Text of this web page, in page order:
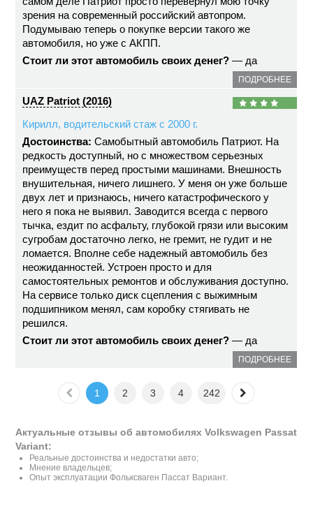
зрения на современный российский автопром.
Подумываю теперь о покупке версии такого же
автомобиля, но уже с АКПП.
Стоит ли этот автомобиль своих денег? — да
ПОДРОБНЕЕ
UAZ Patriot (2016)
Кирилл, водительский стаж с 2000 г.
Достоинства: Самобытный автомобиль Патриот. На
редкость доступный, но с множеством серьезных
преимуществ перед простыми машинами. Внешность
внушительная, ничего лишнего. У меня он уже больше
двух лет и признаюсь, ничего катастрофического у
него я пока не выявил. Заводится всегда с первого
тычка, ездит по асфальту, глубокой грязи или высоким
сугробам достаточно легко, не гремит, не гудит и не
ломается. Вполне себе надежный автомобиль без
неожиданностей. Устроен просто и для
самостоятельных ремонтов и обслуживания доступно.
На сервисе только диск сцепления с выжимным
подшипником менял, сам коробку стягивать не
решился.
Стоит ли этот автомобиль своих денег? — да
ПОДРОБНЕЕ
1 2 3 4 242
Актуальные отзывы об автомобилях Volkswagen Passat
Variant:
Реальные достоинства и недостатки авто;
Мнение владельцев;
Опыт эксплуатации Фольксваген Пассат Вариант.